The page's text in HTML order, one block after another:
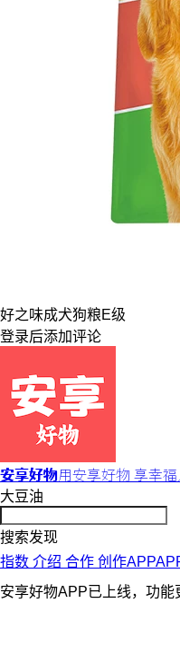
好之味成犬狗粮E级
登录后添加评论
安享好物用安享好物 享幸
大豆油
搜索发现
指数 介绍 合作 创作APP
安享好物APP已上线，功能